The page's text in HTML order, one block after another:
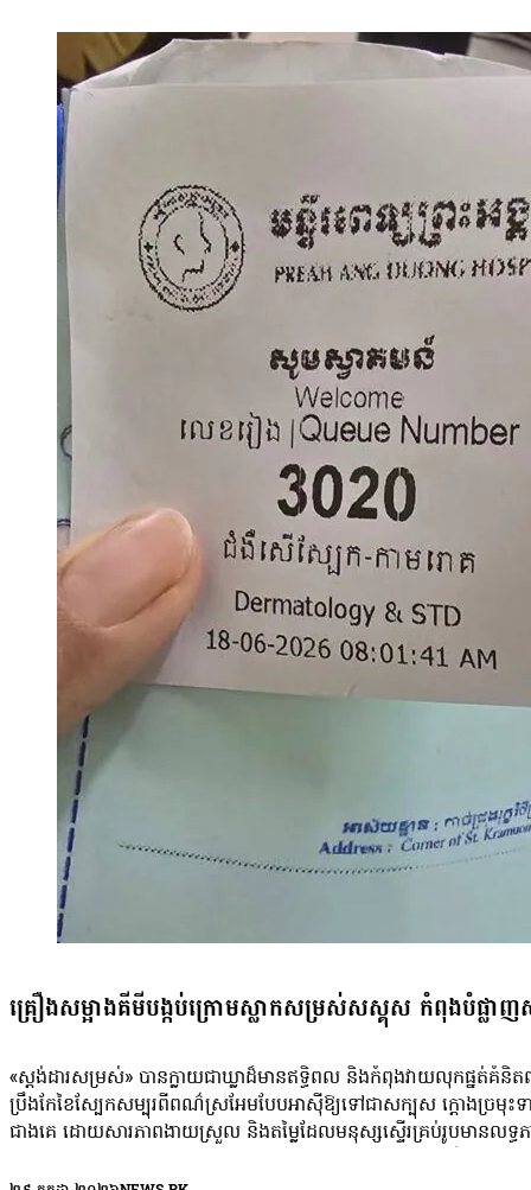
គ្រឿងសម្អាងគីមីបង្កប់ក្រោមស្លាកសម្រស់សស្គុស កំពុងបំផ្លាញសុ
«ស្តង់ដារសម្រស់» បានក្លាយជាឃ្លាដ៏មានឥទ្ធិពល និងកំពុងវាយលុកផ្នត់គំនិ
ប្រឹងកែខៃស្បែកសម្បុរពីពណ៌ស្រអែមបែបអាស៊ីឱ្យទៅជាសក្បុស ក្ដោងច្រមុះ
ជាងគេ ដោយសារភាពងាយស្រួល និងតម្លៃដែលមនុស្សស្ទើរគ្រប់រូបមានលទ្ធ